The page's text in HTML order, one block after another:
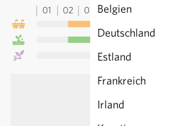
Belgien
Deutschland
Estland
Frankreich
Irland
01 02 03 04 05